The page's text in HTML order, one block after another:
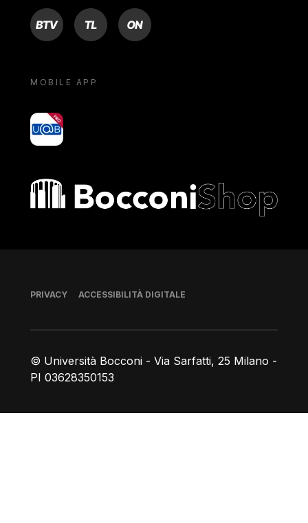
BTV TL ON
MOBILE APP
yoU@B
Bocconi shop
© Università Bocconi - Via Sarfatti, 25 Milano -
PI 03628350153
Piè di pagina
PRIVACY ACCESSIBILITÀ DIGITALE